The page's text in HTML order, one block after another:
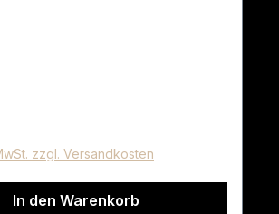
zzgl. Versandkosten
In den Warenkorb